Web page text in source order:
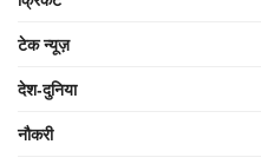
टेक न्यूज़
देश-दुनिया
नौकरी